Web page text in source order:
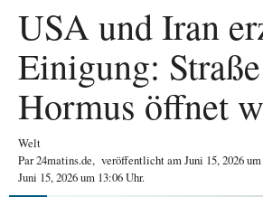
USA und Iran
Einigung:
Hormus öffnet
Welt
Par24matins.de, veröffentlicht amJuni 15, 2026
Juni 15, 2026 um 13:06 Uhr.